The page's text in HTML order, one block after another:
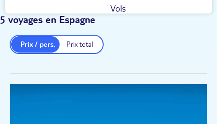
Vols
5 voyages en Espagne
Prix total
Prix / pers.